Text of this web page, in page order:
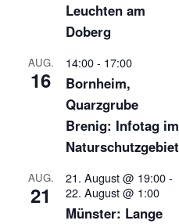
Leuchten am
Doberg
AUG.
16
14:00- 17:00
Bornheim,
Quarzgrube
Brenig: Infotag im
Naturschutzgebiet
AUG.
21
21. August @ 19:00-
22. August @ 1:00
Münster: Lange